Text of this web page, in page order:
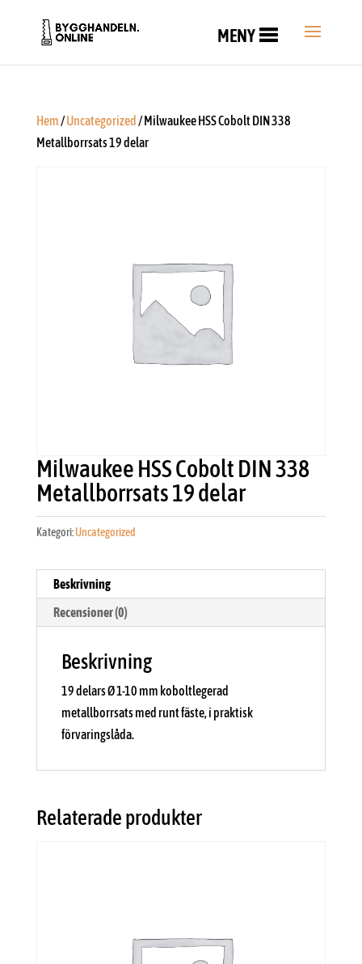
MENY
Hem/Uncategorized / Milwaukee HSS Cobolt DIN 338
Metallborrsats 19 delar
Milwaukee HSS Cobolt DIN 338
Metallborrsats 19 delar
Kategori:Uncategorized
Beskrivning
Recensioner (0)
Beskrivning
19 delars Ø 1-10 mm koboltlegerad
metallborrsats med runt fäste, i praktisk
förvaringslåda.
Relaterade produkter